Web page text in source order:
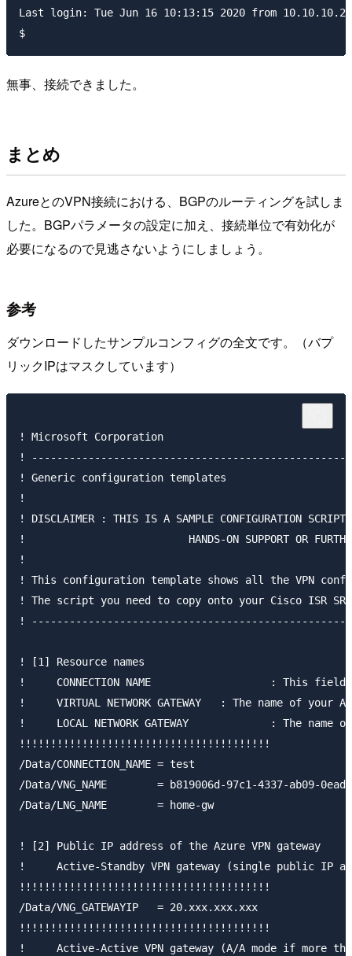
Last login: Tue Jun 16 10:13:15 2020 from
無事、接続できました。
まとめ
AzureとのVPN接続における、BGPのルーティングを試しま
した。BGPパラメータの設定に加え、接続単位で有効化が
必要になるので見逃さないようにしましょう。
参考
ダウンロードしたサンプルコンフィグの全文です。（バプ
リックIPはマスクしています）
! Microsoft Corporation
!
! Generic configuration templates
!
! DISCLAIMER : THIS IS A SAMPLE CONFIGURATION SCRIPT
!			   HANDS-ON SUPPORT OR FURTHER ASSISTANCE, PLEASE CONTACT YOUR VENDOR DIRECTLY.
!
! This configuration template shows all the VPN
! The script you need to copy onto your Cisco ISR
!
! [1] Resource names
!     CONNECTION NAME			: This field is the name of your connection resource
!     VIRTUAL NETWORK GATEWAY	: The name of your Azure VPN gateway resource for the connection
!     LOCAL NETWORK GATEWAY		: The name of your local network gateway resource for the connection
!!!!!!!!!!!!!!!!!!!!!!!!!!!!!!!!!!!!!!!!
/Data/CONNECTION_NAME = test
/Data/VNG_NAME        = b819006d-97c1-4337-ab09-
/Data/LNG_NAME        = home-gw
! [2] Public IP address of the Azure VPN gateway
!     Active-Standby VPN gateway (single public IP
!!!!!!!!!!!!!!!!!!!!!!!!!!!!!!!!!!!!!!!!
/Data/VNG_GATEWAYIP   = 20.xxx.xxx.xxx
!!!!!!!!!!!!!!!!!!!!!!!!!!!!!!!!!!!!!!!!
!     Active-Active VPN gateway (A/A mode if more